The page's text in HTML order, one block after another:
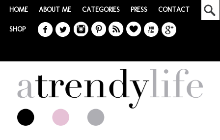
HOME ABOUT ME CATEGORIES PRESS CONTACT
SHOP